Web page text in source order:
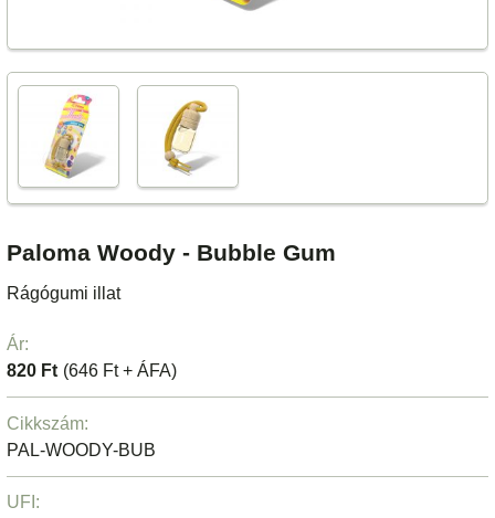
Paloma Woody - Bubble Gum
Rágógumi illat
Ár:
820 Ft (646 Ft + ÁFA)
Cikkszám:
PAL-WOODY-BUB
UFI: